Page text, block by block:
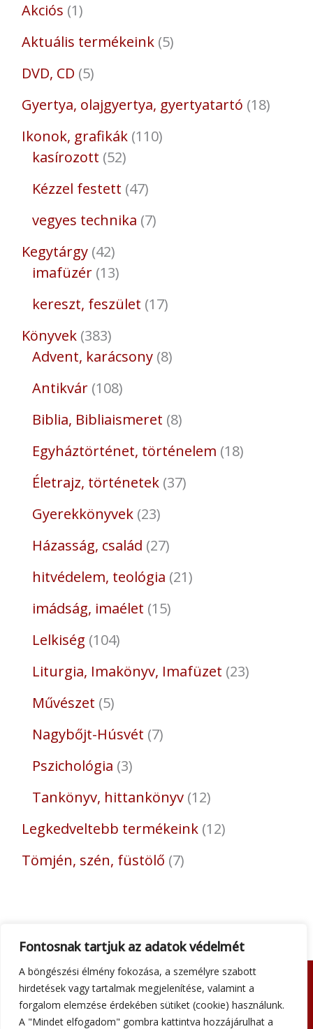
Fontosnak tartjuk az adatok védelmét
A böngészési élmény fokozása, a személyre szabott
hirdetések vagy tartalmak megjelenítése, valamint a
forgalom elemzése érdekében sütiket (cookie) használunk.
A "Mindet elfogadom" gombra kattintva hozzájárulhat a
Akciós 1
Aktuális termékeink 5
DVD, CD 5
Gyertya, olajgyertya, gyertyatartó 18
Ikonok, grafikák 110
kasírozott 52
Kézzel festett 47
vegyes technika 7
Kegytárgy 42
imafüzér 13
kereszt, feszület 17
Könyvek 383
Advent, karácsony 8
Antikvár 108
Biblia, Bibliaismeret 8
Egyháztörténet, történelem 18
Életrajz, történetek 37
Gyerekkönyvek 23
Házasság, család 27
hitvédelem, teológia 21
imádság, imaélet 15
Lelkiség 104
Liturgia, Imakönyv, Imafüzet 23
Művészet 5
Nagybőjt-Húsvét 7
Pszichológia 3
Tankönyv, hittankönyv 12
Legkedveltebb termékeink 12
Tömjén, szén, füstölő 7
Adatkezelési tájékoztató
Általános szerződési feltételek